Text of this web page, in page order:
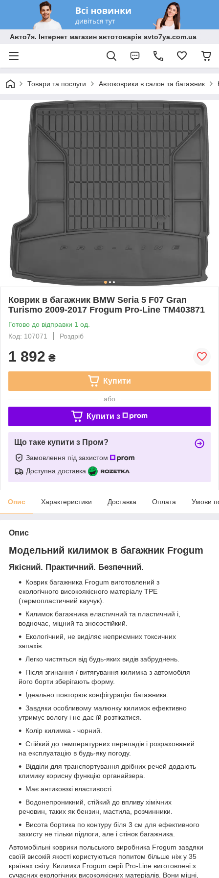
Авто7я. Інтернет магазин автотоварів avto7ya.com.ua
Товари та послуги Автоковрики в салон та багажник
Коврик в багажник BMW Seria 5 F07 Gran
Turismo 2009-2017 Frogum Pro-Line TM403871
Готово до відправки 1 од.
Код: 107071
Роздріб
1 892 ₴
Купити
або
Купити з
Що таке купити з Пром?
Замовлення під захистом
Доступна доставка
Опис Характеристики Доставка Оплата Умови
Опис
Модельний килимок в багажник Frogum
Якісний. Практичний. Безпечний.
Коврик багажника Frogum виготовлений з
екологічного високоякісного матеріалу TPE
(термопластичний каучук).
Килимок багажника еластичний та пластичний і,
водночас, міцний та зносостійкий.
Екологічний, не виділяє неприємних токсичних
запахів.
Легко чистяться від будь-яких видів забруднень.
Після згинання / витягування килимка з автомобіля
його борти зберігають форму.
Ідеально повторює конфігурацію багажника.
Завдяки особливому малюнку килимок ефективно
утримує вологу і не дає їй розтікатися.
Колір килимка - чорний.
Стійкий до температурних перепадів і розрахований
на експлуатацію в будь-яку погоду.
Відділи для транспортування дрібних речей додають
климику корисну функцію органайзера.
Має антиковзкі властивості.
Водонепроникний, стійкий до впливу хімічних
речовин, таких як бензин, мастила, розчинники.
Висота бортика по контуру біля 3 см для ефективного
захисту не тільки підлоги, але і стінок багажника.
Автомобільні коврики польського виробника Frogum завдяки
своїй високій якості користуються попитом більше ніж у 35
країнах світу. Килимки Frogum серії Pro-Line виготовлені з
сучасних екологічних високоякісних матеріалів. Вони міцні,